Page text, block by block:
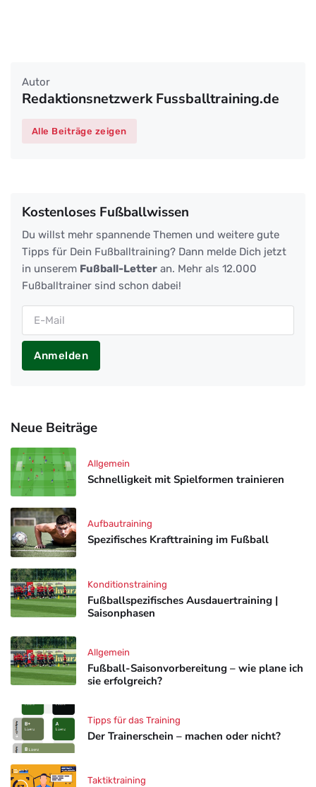
Autor
Redaktionsnetzwerk Fussballtraining.de
Alle Beiträge zeigen
Kostenloses Fußballwissen
Du willst mehr spannende Themen und weitere gute
Tipps für Dein Fußballtraining? Dann melde Dich jetzt
in unserem Fußball-Letter an. Mehr als 12.000
Fußballtrainer sind schon dabei!
Anmelden
Neue Beiträge
Schnelligkeit mit Spielformen trainieren
Allgemein
Spezifisches Krafttraining im Fußball
Aufbautraining
Fußballspezifisches Ausdauertraining |
Saisonphasen
Konditionstraining
Fußball-Saisonvorbereitung – wie plane ich
sie erfolgreich?
Allgemein
Der Trainerschein – machen oder nicht?
Tipps für das Training
Taktiktraining